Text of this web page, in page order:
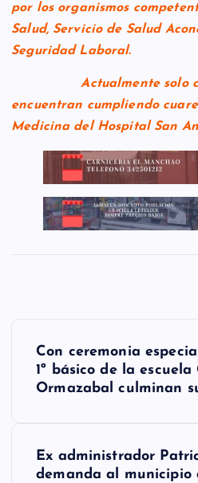
por los organismos
Salud, Servicio de Salud
Seguridad Laboral.
Actualmente solo
encuentran cumpliendo
Medicina del Hospital San
Con ceremonia
1º básico de la escuela
Ormazabal culminan
Ex administrador
demanda al municipio